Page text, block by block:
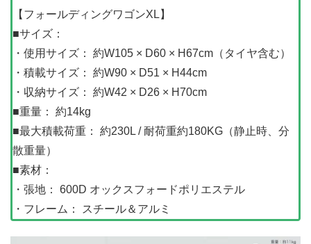
【フォールディングワゴンXL】
■サイズ：
・使用サイズ： 約W105 × D60 × H67cm（タイヤ含む）
・積載サイズ： 約W90 × D51 × H44cm
・収納サイズ： 約W42 × D26 × H70cm
■重量： 約14kg
■最大積載荷重： 約230L / 耐荷重約180KG（静止時、分
散重量）
■素材：
・張地： 600D オックスフォードポリエステル
・フレーム： スチール＆アルミ